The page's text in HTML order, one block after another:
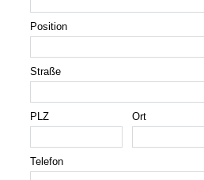
Position
Straße
PLZ Ort
Telefon